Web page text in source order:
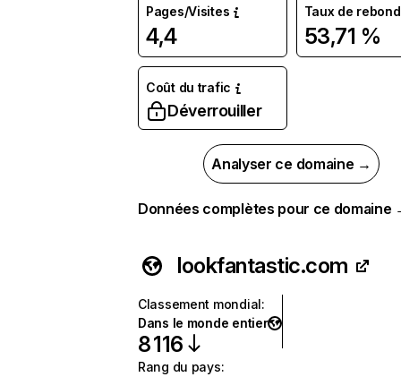
Pages/Visites
4,4
Taux de rebond
53,71 %
Coût du trafic
Déverrouiller
Analyser ce domaine →
Données complètes pour ce domaine
lookfantastic.com
Classement mondial:
Dans le monde entier
8 116
Rang du pays: